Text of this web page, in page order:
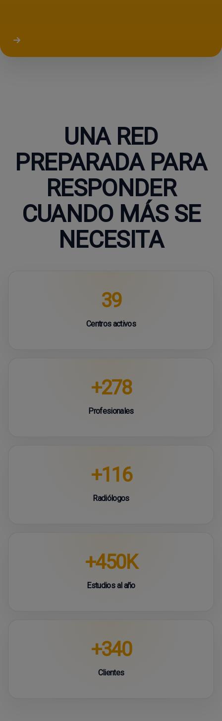
UNA RED
PREPARADA PARA
RESPONDER
CUANDO MÁS SE
NECESITA
39
Centros activos
+278
Profesionales
+116
Radiólogos
+450K
Estudios al año
+340
Clientes